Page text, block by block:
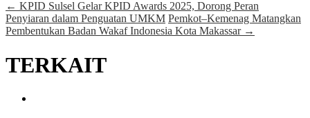
← KPID Sulsel Gelar KPID Awards 2025, Dorong Peran
Penyiaran dalam Penguatan UMKM Pemkot–Kemenag Matangkan
Pembentukan Badan Wakaf Indonesia Kota Makassar →
TERKAIT